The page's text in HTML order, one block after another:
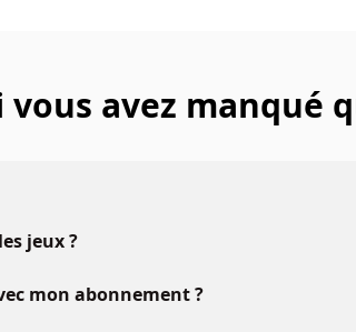
vous avez manqué
jeux ?
mon abonnement ?